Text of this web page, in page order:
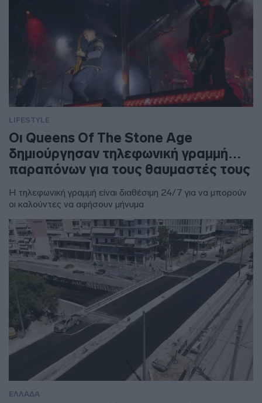
LIFESTYLE
Οι Queens Of The Stone Age
δημιούργησαν τηλεφωνική γραμμή…
παραπόνων για τους θαυμαστές τους
Η τηλεφωνική γραμμή είναι διαθέσιμη 24/7 για να μπορούν
οι καλούντες να αφήσουν μήνυμα
ΕΛΛΑΔΑ